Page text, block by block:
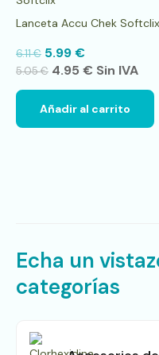
Lanceta Accu Chek Softclix
6.11€ 5.99€
5.05€ 4.95 € Sin IVA
Añadir al carrito
Echa un
categorías